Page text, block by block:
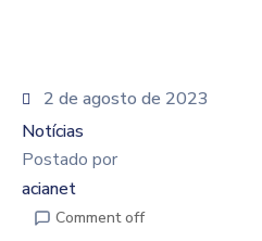
2 de agosto de 2023
Notícias
Postado por
acianet
Comment off